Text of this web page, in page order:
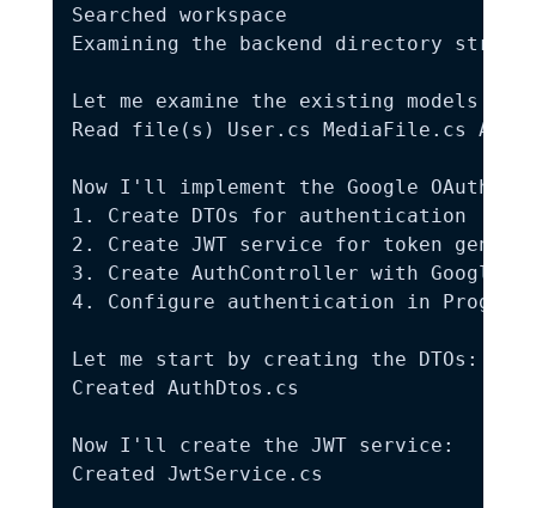
Searched workspace
Examining the backend directory
Let me examine the existing models
Read file(s) User.cs MediaFile.cs
Now I'll implement the Google OAuth
1. Create DTOs for authentication
2. Create JWT service for token
3. Create AuthController with Google
4. Configure authentication in
Let me start by creating the DTOs:
Created AuthDtos.cs
Now I'll create the JWT service:
Created JwtService.cs